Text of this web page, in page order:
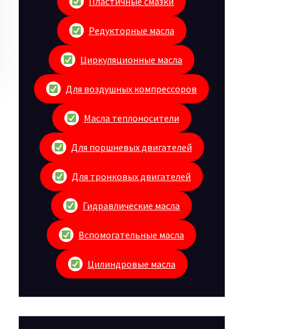
Редукторные масла
Циркуляционные масла
Для воздушных компрессоров
Масла теплоносители
Для поршневых двигателей
Для тронковых двигателей
Гидравлические масла
Вспомогательные масла
Цилиндровые масла